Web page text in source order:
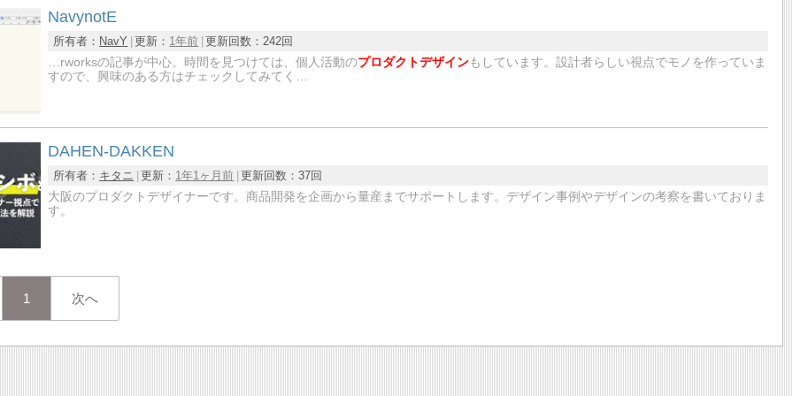
NavynotE
所有者： NavY 更新： 1年前 更新回数：242回
…rworksの記事が中心。時間を見つけては、個人活動のプロダクトデザインもしています。設計者らしい視点でモノを作っていま
すので、興味のある方はチェックしてみてく…
DAHEN-DAKKEN
所有者： キタニ 更新： 1年1ヶ月前 更新回数：37回
大阪のプロダクトデザイナーです。商品開発を企画から量産までサポートします。デザイン事例やデザインの考察を書いておりま
す。
1 次へ